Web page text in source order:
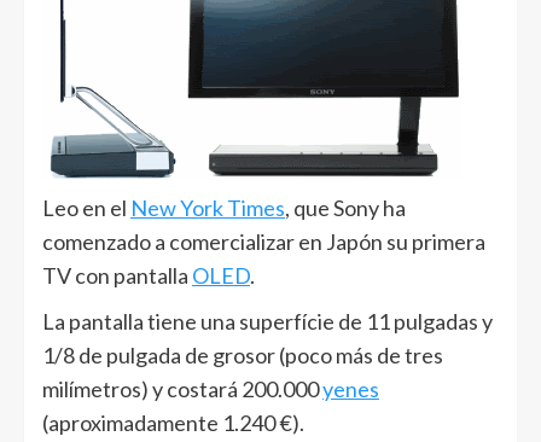
Leo en el New York Times, que Sony ha
comenzado a comercializar en Japón su primera
TV con pantalla OLED.
La pantalla tiene una superfície de 11 pulgadas y
1/8 de pulgada de grosor (poco más de tres
milímetros) y costará 200.000yenes
(aproximadamente 1.240 €).